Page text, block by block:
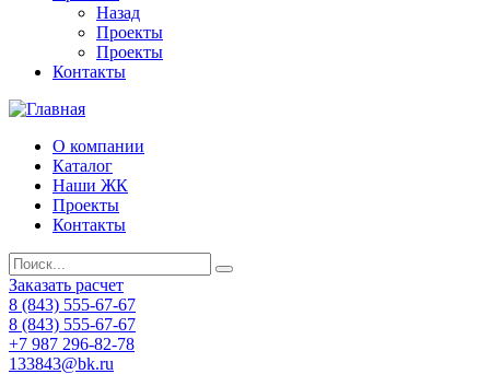
Назад
Проекты
Проекты
Контакты
О компании
Каталог
Наши ЖК
Проекты
Контакты
Заказать расчет
8 (843) 555-67-67
8 (843) 555-67-67
+7 987 296-82-78
133843@bk.ru